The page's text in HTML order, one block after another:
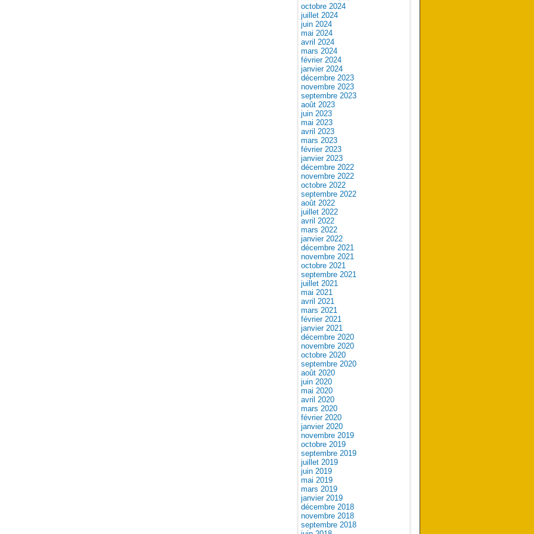
octobre 2024
juillet 2024
juin 2024
mai 2024
avril 2024
mars 2024
février 2024
janvier 2024
décembre 2023
novembre 2023
septembre 2023
août 2023
juin 2023
mai 2023
avril 2023
mars 2023
février 2023
janvier 2023
décembre 2022
novembre 2022
octobre 2022
septembre 2022
août 2022
juillet 2022
avril 2022
mars 2022
janvier 2022
décembre 2021
novembre 2021
octobre 2021
septembre 2021
juillet 2021
mai 2021
avril 2021
mars 2021
février 2021
janvier 2021
décembre 2020
novembre 2020
octobre 2020
septembre 2020
août 2020
juin 2020
mai 2020
avril 2020
mars 2020
février 2020
janvier 2020
novembre 2019
octobre 2019
septembre 2019
juillet 2019
juin 2019
mai 2019
mars 2019
janvier 2019
décembre 2018
novembre 2018
septembre 2018